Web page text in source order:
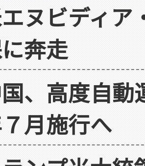
ヌビディア
奔走
、高度自
月施行へ